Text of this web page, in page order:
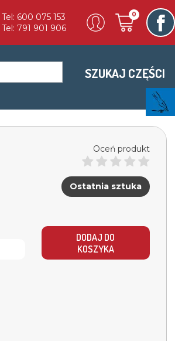
Tel: 600 075 153
Tel: 791 901 906
0
SZUKAJ CZĘŚCI
Oceń produkt
Ostatnia sztuka
DODAJ DO
KOSZYKA